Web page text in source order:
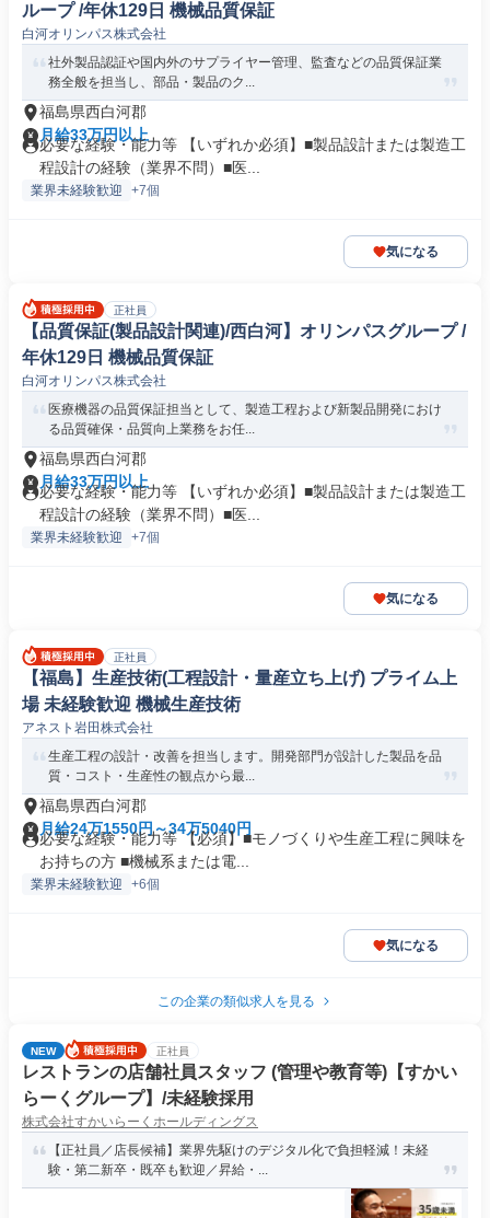
ループ /年休129日 機械品質保証
白河オリンパス株式会社
社外製品認証や国内外のサプライヤー管理、監査などの品質保証業
務全般を担当し、部品・製品のク...
福島県西白河郡
月給33万円以上
必要な経験・能力等 【いずれか必須】■製品設計または製造工
程設計の経験（業界不問）■医...
業界未経験歓迎 +7個
気になる
正社員
【品質保証(製品設計関連)/西白河】オリンパスグループ /
年休129日 機械品質保証
白河オリンパス株式会社
医療機器の品質保証担当として、製造工程および新製品開発におけ
る品質確保・品質向上業務をお任...
福島県西白河郡
月給33万円以上
必要な経験・能力等 【いずれか必須】■製品設計または製造工
程設計の経験（業界不問）■医...
業界未経験歓迎 +7個
気になる
正社員
【福島】生産技術(工程設計・量産立ち上げ) プライム上
場 未経験歓迎 機械生産技術
アネスト岩田株式会社
生産工程の設計・改善を担当します。開発部門が設計した製品を品
質・コスト・生産性の観点から最...
福島県西白河郡
月給24万1550円～34万5040円
必要な経験・能力等 【必須】■モノづくりや生産工程に興味を
お持ちの方 ■機械系または電...
業界未経験歓迎 +6個
気になる
この企業の類似求人を見る
NEW 正社員
レストランの店舗社員スタッフ (管理や教育等)【すかい
らーくグループ】/未経験採用
株式会社すかいらーくホールディングス
【正社員／店長候補】業界先駆けのデジタル化で負担軽減！未経
験・第二新卒・既卒も歓迎／昇給・...